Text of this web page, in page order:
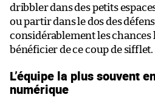
dribbler dans des petits
ou partir dans le dos des
considérablement les chances
bénéficier de ce coup de sifflet.
L’équipe la plus souvent
numérique